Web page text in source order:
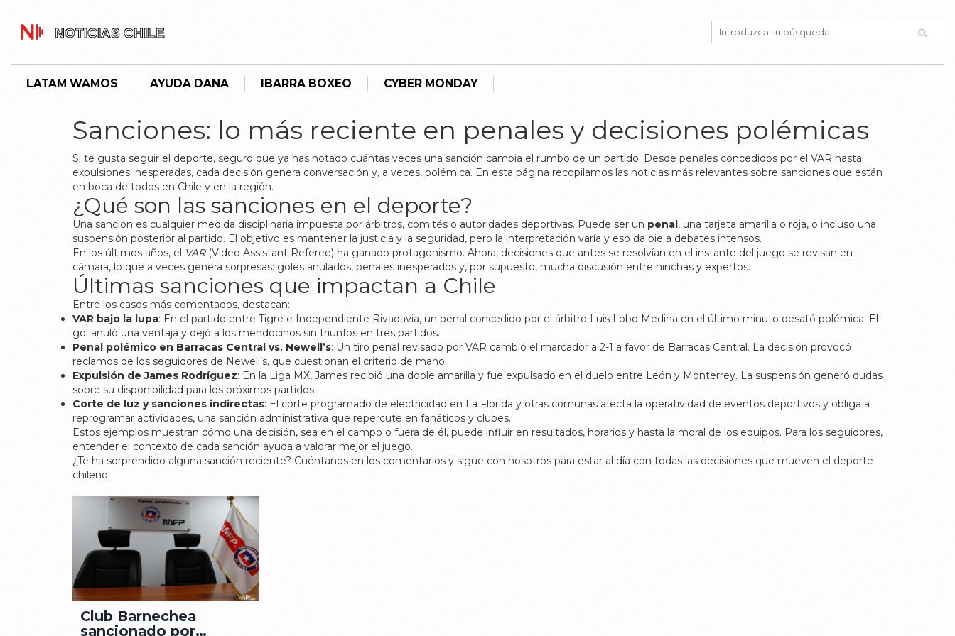
LATAM WAMOS AYUDA DANA IBARRA BOXEO CYBER MONDAY
Sanciones: lo más reciente en penales y decisiones polémicas
Si te gusta seguir el deporte, seguro que ya has notado cuántas veces una sanción cambia el rumbo de un partido. Desde penales concedidos por el VAR hasta
expulsiones inesperadas, cada decisión genera conversación y, a veces, polémica. En esta página recopilamos las noticias más relevantes sobre sanciones que están
en boca de todos en Chile y en la región.
¿Qué son las sanciones en el deporte?
Una sanción es cualquier medida disciplinaria impuesta por árbitros, comités o autoridades deportivas. Puede ser un penal, una tarjeta amarilla o roja, o incluso una
suspensión posterior al partido. El objetivo es mantener la justicia y la seguridad, pero la interpretación varía y eso da pie a debates intensos.
En los últimos años, el VAR(Video Assistant Referee) ha ganado protagonismo. Ahora, decisiones que antes se resolvían en el instante del juego se revisan en
cámara, lo que a veces genera sorpresas: goles anulados, penales inesperados y, por supuesto, mucha discusión entre hinchas y expertos.
Últimas sanciones que impactan a Chile
Entre los casos más comentados, destacan:
VAR bajo la lupa: En el partido entre Tigre e Independiente Rivadavia, un penal concedido por el árbitro Luis Lobo Medina en el último minuto desató polémica. El
gol anuló una ventaja y dejó a los mendocinos sin triunfos en tres partidos.
Penal polémico en Barracas Central vs. Newell’s: Un tiro penal revisado por VAR cambió el marcador a 2-1 a favor de Barracas Central. La decisión provocó
reclamos de los seguidores de Newell’s, que cuestionan el criterio de mano.
Expulsión de James Rodríguez: En la Liga MX, James recibió una doble amarilla y fue expulsado en el duelo entre León y Monterrey. La suspensión generó dudas
sobre su disponibilidad para los próximos partidos.
Corte de luz y sanciones indirectas: El corte programado de electricidad en La Florida y otras comunas afecta la operatividad de eventos deportivos y obliga a
reprogramar actividades, una sanción administrativa que repercute en fanáticos y clubes.
Estos ejemplos muestran cómo una decisión, sea en el campo o fuera de él, puede influir en resultados, horarios y hasta la moral de los equipos. Para los seguidores,
entender el contexto de cada sanción ayuda a valorar mejor el juego.
¿Te ha sorprendido alguna sanción reciente? Cuéntanos en los comentarios y sigue con nosotros para estar al día con todas las decisiones que mueven el deporte
chileno.
Club Barnechea
sancionado por